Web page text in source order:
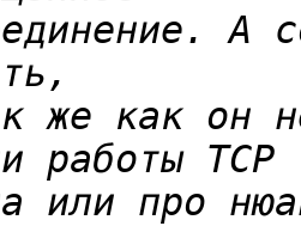
А
же как он
или про